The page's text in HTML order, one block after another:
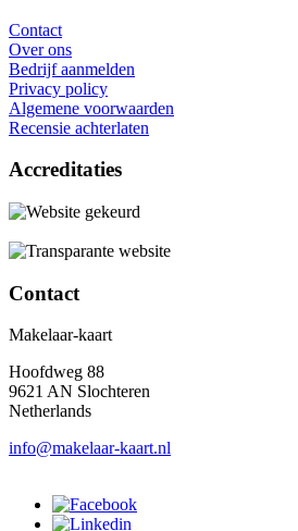
Contact
Over ons
Bedrijf aanmelden
Privacy policy
Algemene voorwaarden
Recensie achterlaten
Accreditaties
Contact
Makelaar-kaart
Hoofdweg 88
9621 AN Slochteren
Netherlands
info@makelaar-kaart.nl